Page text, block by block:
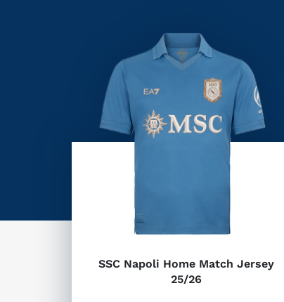
SSC Napoli Home Match Jersey
25/26